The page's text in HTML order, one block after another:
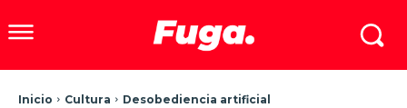
Inicio Cultura Desobediencia artificial